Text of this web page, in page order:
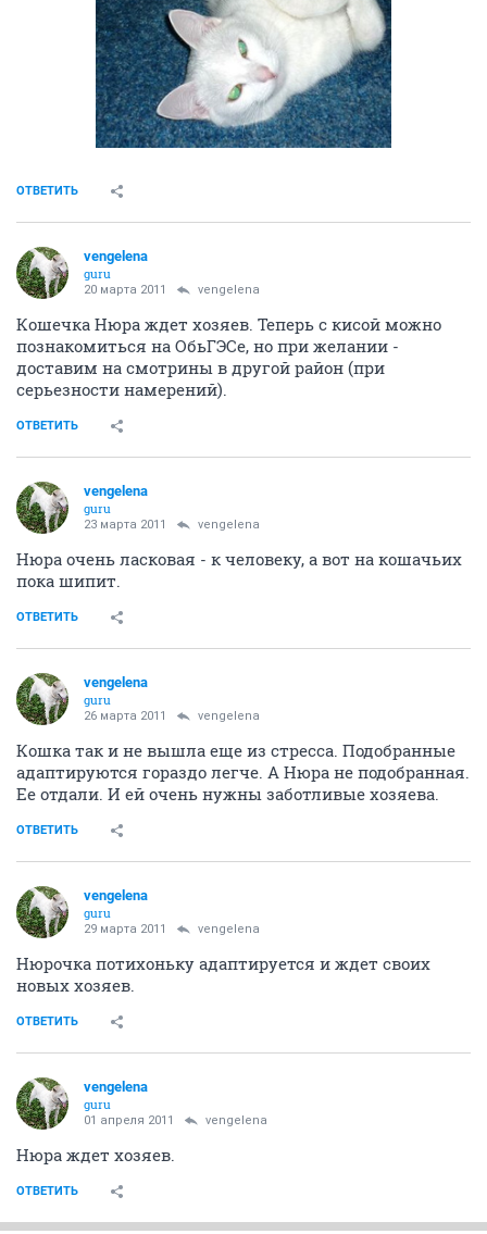
ОТВЕТИТЬ
vengelena
guru
20 марта 2011 vengelena
Кошечка Нюра ждет хозяев. Теперь с кисой можно
познакомиться на ОбьГЭСе, но при желании -
доставим на смотрины в другой район (при
серьезности намерений).
ОТВЕТИТЬ
vengelena
guru
23 марта 2011 vengelena
Нюра очень ласковая - к человеку, а вот на кошачьих
пока шипит.
ОТВЕТИТЬ
vengelena
guru
26 марта 2011 vengelena
Кошка так и не вышла еще из стресса. Подобранные
адаптируются гораздо легче. А Нюра не подобранная.
Ее отдали. И ей очень нужны заботливые хозяева.
ОТВЕТИТЬ
vengelena
guru
29 марта 2011 vengelena
Нюрочка потихоньку адаптируется и ждет своих
новых хозяев.
ОТВЕТИТЬ
vengelena
guru
01 апреля 2011 vengelena
Нюра ждет хозяев.
ОТВЕТИТЬ